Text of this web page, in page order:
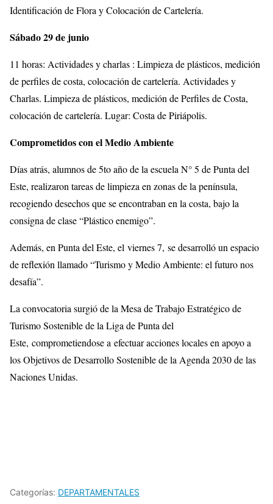
Identificación de Flora y Colocación de Cartelería.
Sábado 29 de junio
11 horas: Actividades y charlas : Limpieza de plásticos, medición
de perfiles de costa, colocación de cartelería. Actividades y
Charlas. Limpieza de plásticos, medición de Perfiles de Costa,
colocación de cartelería. Lugar: Costa de Piriápolis.
Comprometidos con el Medio Ambiente
Días atrás, alumnos de 5to año de la escuela N° 5 de Punta del
Este, realizaron tareas de limpieza en zonas de la península,
recogiendo desechos que se encontraban en la costa, bajo la
consigna de clase “Plástico enemigo”.
Además, en Punta del Este, el viernes 7, se desarrolló un espacio
de reflexión llamado “Turismo y Medio Ambiente: el futuro nos
desafía”.
La convocatoria surgió de la Mesa de Trabajo Estratégico de
Turismo Sostenible de la Liga de Punta del
Este, comprometiendose a efectuar acciones locales en apoyo a
los Objetivos de Desarrollo Sostenible de la Agenda 2030 de las
Naciones Unidas.
Categorías: DEPARTAMENTALES